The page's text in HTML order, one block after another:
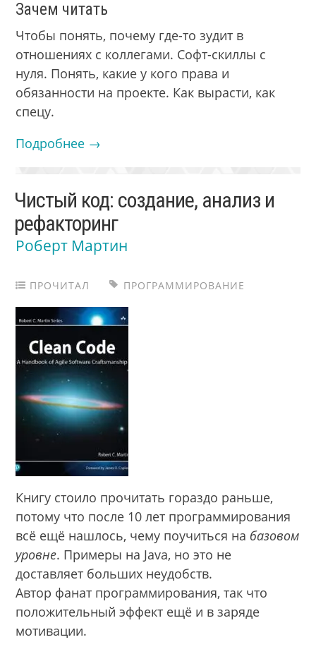
Зачем читать
Чтобы понять, почему где-то зудит в
отношениях с коллегами. Софт-скиллы с
нуля. Понять, какие у кого права и
обязанности на проекте. Как вырасти, как
спецу.
Подробнее →
Чистый код: создание, анализ и
рефакторинг
Роберт Мартин
ПРОЧИТАЛ ПРОГРАММИРОВАНИЕ
Книгу стоило прочитать гораздо раньше,
потому что после 10 лет программирования
всё ещё нашлось, чему поучиться на базовом
уровне. Примеры на Java, но это не
доставляет больших неудобств.
Автор фанат программирования, так что
положительный эффект ещё и в заряде
мотивации.